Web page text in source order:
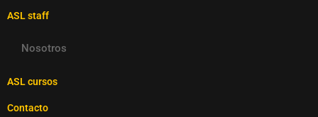
ASL staff
Nosotros
ASL cursos
Contacto